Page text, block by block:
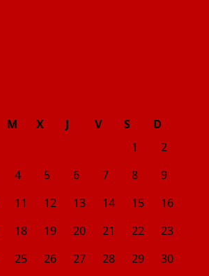
M X J V S
D
1
2
4 5 6 7 8
9
11 12 13 14 15
16
18 19 20 21 22
23
25 26 27 28 29
30